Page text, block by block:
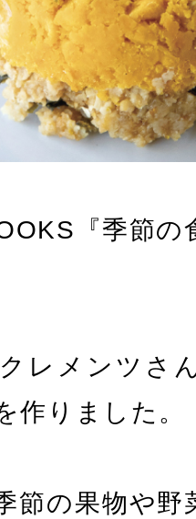
『季節の
レメンツさ
作りました。
節の果物や